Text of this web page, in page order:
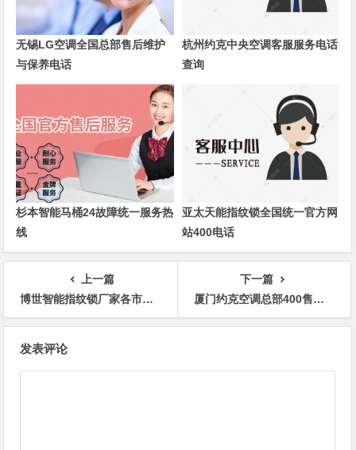
无锡LG空调全国总部售后维护
与保养电话
杭州约克中央空调客服服务电话
查询
杉本智能马桶24故障统一服务热
线
亚太天能指纹锁全国统一官方网
站400电话
上一篇
博世智能指纹锁厂家各市网点电话
下一篇
厦门约克空调总部400售后用户服务电话
发表评论